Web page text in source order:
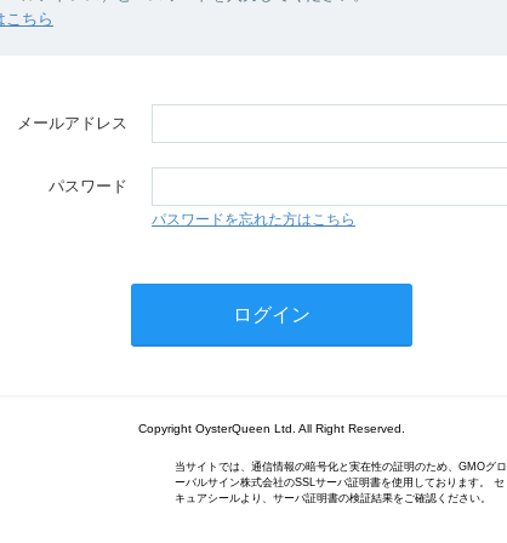
こちら
メールアドレス
パスワード
パスワードを忘れた方はこちら
Copyright OysterQueen Ltd. All Right Reserved.
当サイトでは、通信情報の暗号化と実在性の証明のため、GMOグロ
ーバルサイン株式会社のSSLサーバ証明書を使用しております。 セ
キュアシールより、サーバ証明書の検証結果をご確認ください。